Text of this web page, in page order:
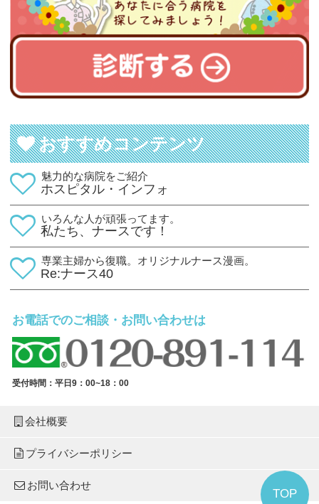
おすすめコンテンツ
魅力的な病院をご紹介
ホスピタル・インフォ
いろんな人が頑張ってます。
私たち、ナースです！
専業主婦から復職。オリジナルナース漫画。
Re:ナース40
TOP
お電話でのご相談・お問い合わせは
受付時間：平日9：00~18：00
会社概要
プライバシーポリシー
お問い合わせ